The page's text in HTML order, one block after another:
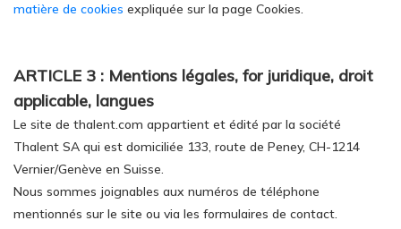
matière de cookies expliquée sur la page Cookies.
ARTICLE 3 : Mentions légales, for juridique, droit
applicable, langues
Le site de thalent.com appartient et édité par la société
Thalent SA qui est domiciliée 133, route de Peney, CH-1214
Vernier/Genève en Suisse.
Nous sommes joignables aux numéros de téléphone
mentionnés sur le site ou via les formulaires de contact.